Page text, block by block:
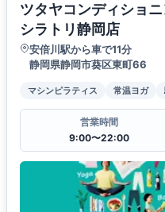
ツタヤコンディショ
シラトリ静岡店
安倍川駅から車で11分
静岡県静岡市葵区東町66
マシンピラティス 常温ヨガ
営業時間
9:00〜22:00